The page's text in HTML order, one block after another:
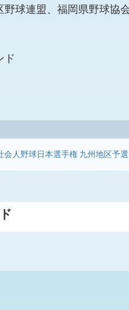
野球連盟、福岡県野球協
ド
会人野球日本選手権 九州地区予選